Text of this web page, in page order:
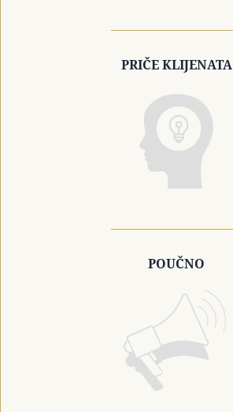
PRIČE KLIJENATA
POUČNO